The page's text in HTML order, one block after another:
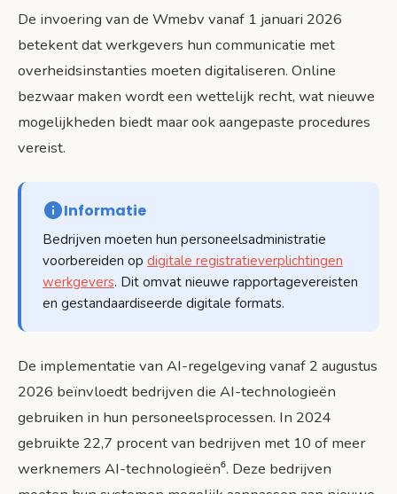
De invoering van de Wmebv vanaf 1 januari 2026
betekent dat werkgevers hun communicatie met
overheidsinstanties moeten digitaliseren. Online
bezwaar maken wordt een wettelijk recht, wat nieuwe
mogelijkheden biedt maar ook aangepaste procedures
vereist.
Informatie
Bedrijven moeten hun personeelsadministratie
voorbereiden op digitale registratieverplichtingen
werkgevers. Dit omvat nieuwe rapportagevereisten
en gestandaardiseerde digitale formats.
De implementatie van AI-regelgeving vanaf 2 augustus
2026 beïnvloedt bedrijven die AI-technologieën
gebruiken in hun personeelsprocessen. In 2024
gebruikte 22,7 procent van bedrijven met 10 of meer
werknemers AI-technologieën⁶. Deze bedrijven